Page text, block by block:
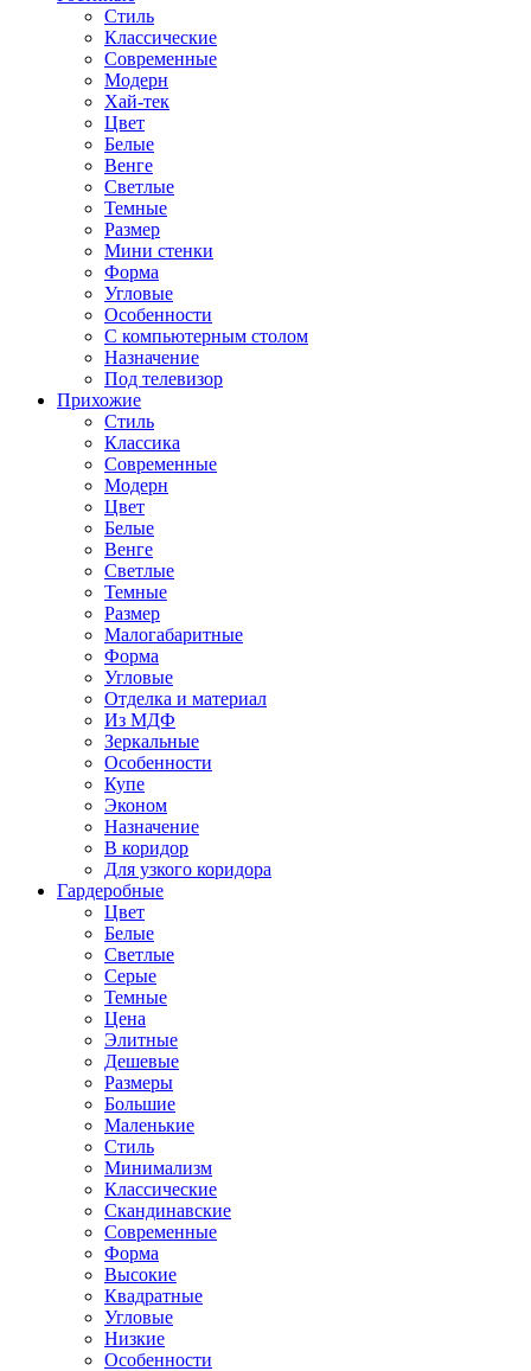
Стиль
Классические
Современные
Модерн
Хай-тек
Цвет
Белые
Венге
Светлые
Темные
Размер
Мини стенки
Форма
Угловые
Особенности
С компьютерным столом
Назначение
Под телевизор
Прихожие
Стиль
Классика
Современные
Модерн
Цвет
Белые
Венге
Светлые
Темные
Размер
Малогабаритные
Форма
Угловые
Отделка и материал
Из МДФ
Зеркальные
Особенности
Купе
Эконом
Назначение
В коридор
Для узкого коридора
Гардеробные
Цвет
Белые
Светлые
Серые
Темные
Цена
Элитные
Дешевые
Размеры
Большие
Маленькие
Стиль
Минимализм
Классические
Скандинавские
Современные
Форма
Высокие
Квадратные
Угловые
Низкие
Особенности